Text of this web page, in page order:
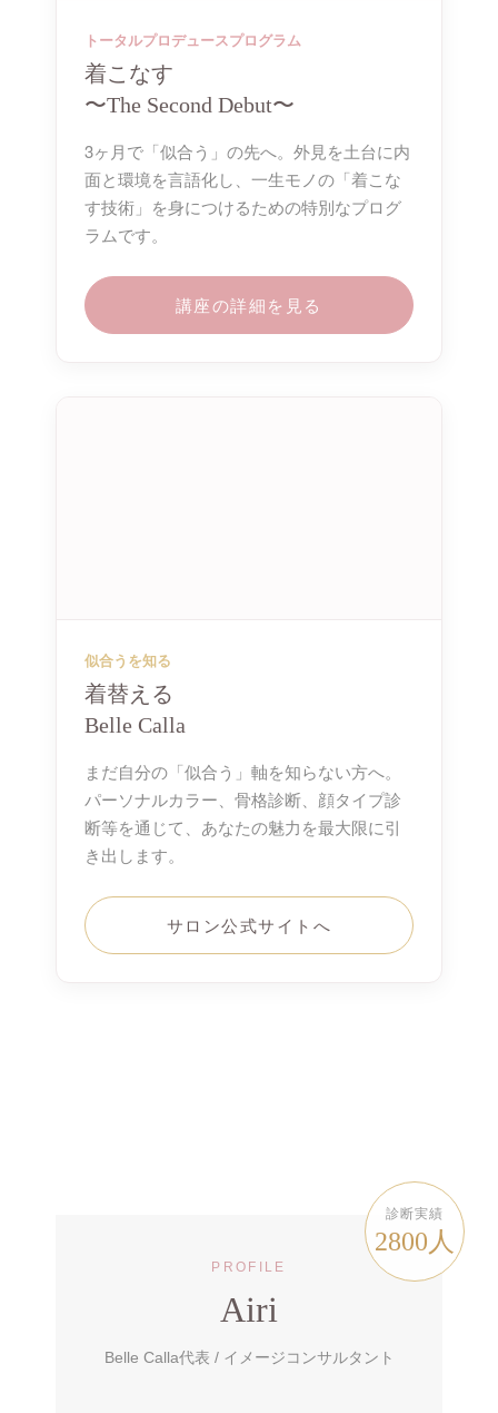
トータルプロデュースプログラム
着こなす
〜The Second Debut〜
3ヶ月で「似合う」の先へ。外見を土台に内
面と環境を言語化し、一生モノの「着こな
す技術」を身につけるための特別なプログ
ラムです。
講座の詳細を見る
似合うを知る
着替える
Belle Calla
まだ自分の「似合う」軸を知らない方へ。
パーソナルカラー、骨格診断、顔タイプ診
断等を通じて、あなたの魅力を最大限に引
き出します。
サロン公式サイトへ
診断実績
2800人
PROFILE
Airi
Belle Calla代表 / イメージコンサルタント